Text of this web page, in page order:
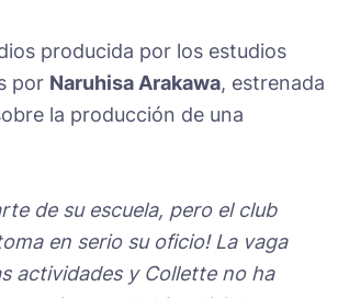
producida por los estudios
por Naruhisa Arakawa, estrenada
la producción de una
de su escuela, pero el club
en serio su oficio! La vaga
actividades y Collette no ha